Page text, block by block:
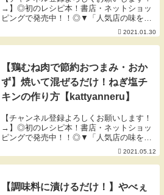
→】◎初のレシピ本！書店・ネットショッ
ピングで発売中！！◎▼「人気店の味をお
うちで！週末が楽しくなる再現ごはん」
▼【１月の目標】一年の始まり。気持ちよ
くスタートしよう。 byかっちゃん▼今回
2021.01.30
【鶏むね肉で節約おつまみ・おか
ず】焼いて混ぜるだけ！ねぎ塩チ
キンの作り方【kattyanneru】
【チャンネル登録よろしくお願いします！
→】◎初のレシピ本！書店・ネットショッ
ピングで発売中！！◎▼「人気店の味をお
うちで！週末が楽しくなる再現ごはん」
▼【５月の目標】常に前向きに・元気にす
ごそう！ byかっちゃん▼今回使用した
2021.05.12
【調味料に漬けるだけ！】やべぇ